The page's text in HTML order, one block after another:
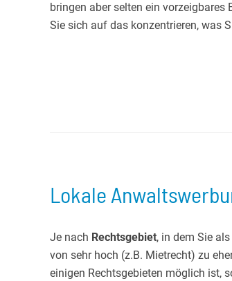
bringen aber selten ein vorzeigbares
Sie sich auf das konzentrieren, was
Lokale
Je nach Rechtsgebiet, in dem Sie
von sehr hoch (z.B. Mietrecht) zu
einigen Rechtsgebieten möglich ist,